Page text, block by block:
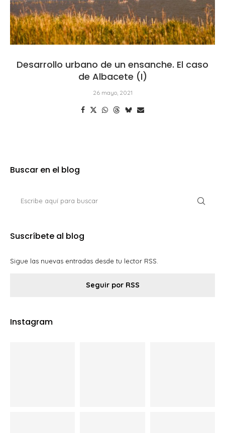
Desarrollo urbano de un ensanche. El caso
de Albacete (I)
26 mayo, 2021
Buscar en el blog
Suscríbete al blog
Sigue las nuevas entradas desde tu lector RSS.
Seguir por RSS
Instagram